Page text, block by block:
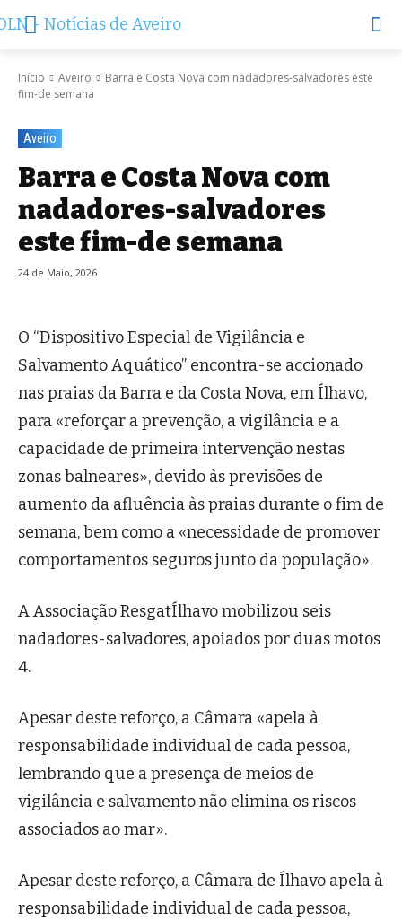
Início Aveiro
Barra e Costa Nova com nadadores-salvadores este
fim-de semana
Aveiro
Barra e Costa Nova com
nadadores-salvadores
este fim-de semana
24 de Maio, 2026
O “Dispositivo Especial de Vigilância e
Salvamento Aquático” encontra-se accionado
nas praias da Barra e da Costa Nova, em Ílhavo,
para «reforçar a prevenção, a vigilância e a
capacidade de primeira intervenção nestas
zonas balneares», devido às previsões de
aumento da afluência às praias durante o fim de
semana, bem como a «necessidade de promover
comportamentos seguros junto da população».
A Associação ResgatÍlhavo mobilizou seis
nadadores-salvadores, apoiados por duas motos
4.
Apesar deste reforço, a Câmara «apela à
responsabilidade individual de cada pessoa,
lembrando que a presença de meios de
vigilância e salvamento não elimina os riscos
associados ao mar».
Apesar deste reforço, a Câmara de Ílhavo apela à
responsabilidade individual de cada pessoa,